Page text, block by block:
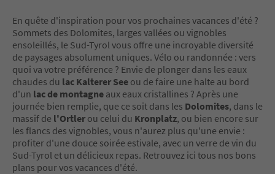
En quête d'inspiration pour vos prochaines vacances d'été ?
Sommets des Dolomites, larges vallées ou vignobles
ensoleillés, le Sud-Tyrol vous offre une incroyable diversité
de paysages absolument uniques. Vélo ou randonnée : vers
quoi va votre préférence ? Envie de plonger dans les eaux
chaudes du lac Kalterer See ou de faire une halte au bord
d'un lac de montagne aux eaux cristallines ? Après une
journée bien remplie, que ce soit dans les Dolomites, dans le
massif de l'Ortler ou celui du Kronplatz, ou bien encore sur
les flancs des vignobles, vous n'aurez plus qu'une envie :
profiter d'une douce soirée estivale, avec un verre de vin du
Sud-Tyrol et un délicieux repas. Retrouvez ici tous nos bons
plans pour vos vacances d'été.